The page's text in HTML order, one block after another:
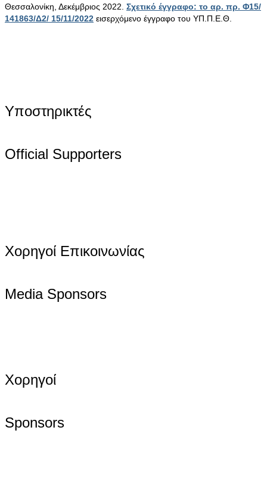
Θεσσαλονίκη, Δεκέμβριος 2022. Σχετικό έγγραφο: το αρ. πρ. Φ15/
141863/Δ2/ 15/11/2022 εισερχόμενο έγγραφο του ΥΠ.Π.Ε.Θ.
Υποστηρικτές
Official Supporters
Χορηγοί Επικοινωνίας
Media Sponsors
Χορηγοί
Sponsors